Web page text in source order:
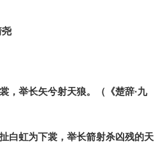
尧
，举长矢兮射天狼。（《楚辞·九
白虹为下裳，举长箭射杀凶残的天